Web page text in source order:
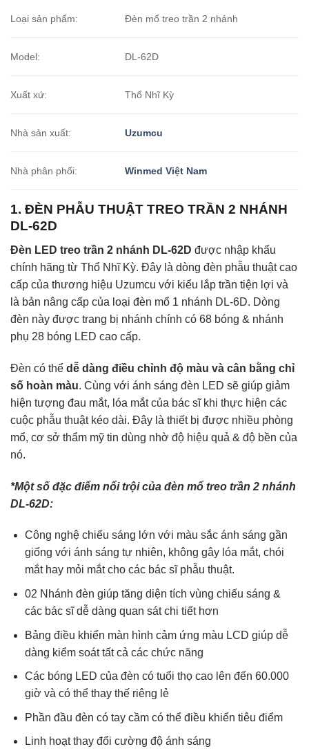
Loại sản phẩm: Đèn mổ treo trần 2 nhánh
Model: DL-62D
Xuất xứ: Thổ Nhĩ Kỳ
Nhà sản xuất: Uzumcu
Nhà phân phối: Winmed Việt Nam
1. ĐÈN PHẪU THUẬT TREO TRẦN 2 NHÁNH
DL-62D
Đèn LED treo trần 2 nhánh DL-62D được nhập khẩu
chính hãng từ Thổ Nhĩ Kỳ. Đây là dòng đèn phẫu thuật cao
cấp của thương hiệu Uzumcu với kiểu lắp trần tiện lợi và
là bản nâng cấp của loại đèn mổ 1 nhánh DL-6D. Dòng
đèn này được trang bị nhánh chính có 68 bóng & nhánh
phụ 28 bóng LED cao cấp.
Đèn có thể dễ dàng điều chỉnh độ màu và cân bằng chỉ
số hoàn màu. Cùng với ánh sáng đèn LED sẽ giúp giảm
hiện tượng đau mắt, lóa mắt của bác sĩ khi thực hiện các
cuộc phẫu thuật kéo dài. Đây là thiết bị được nhiều phòng
mổ, cơ sở thẩm mỹ tin dùng nhờ độ hiệu quả & độ bền của
nó.
*Một số đặc điểm nổi trội của đèn mổ treo trần 2 nhánh
DL-62D:
Công nghệ chiếu sáng lớn với màu sắc ánh sáng gần
giống với ánh sáng tự nhiên, không gây lóa mắt, chói
mắt hay mỏi mắt cho các bác sĩ phẫu thuật.
02 Nhánh đèn giúp tăng diện tích vùng chiếu sáng &
các bác sĩ dễ dàng quan sát chi tiết hơn
Bảng điều khiển màn hình cảm ứng màu LCD giúp dễ
dàng kiểm soát tất cả các chức năng
Các bóng LED của đèn có tuổi thọ cao lên đến 60.000
giờ và có thể thay thế riêng lẻ
Phần đầu đèn có tay cầm có thể điều khiển tiêu điểm
Linh hoạt thay đổi cường độ ánh sáng